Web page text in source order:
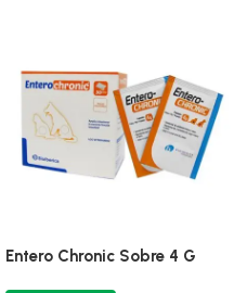
Entero Chronic Sobre 4 G